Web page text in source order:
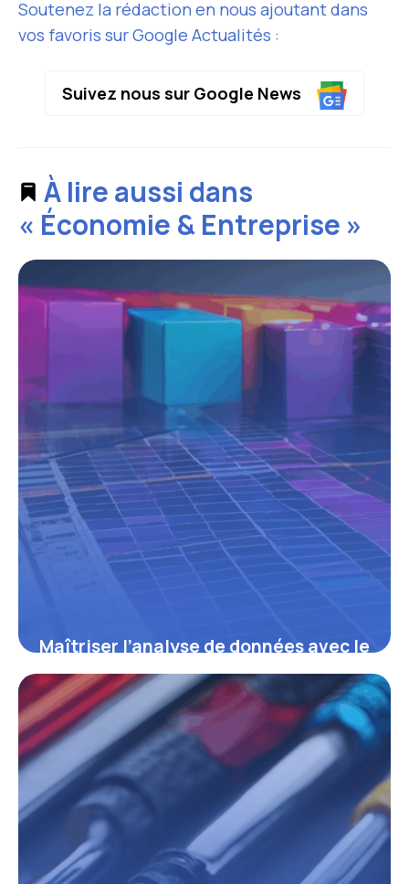
Soutenez la rédaction en nous ajoutant dans
vos favoris sur Google Actualités :
Suivez nous sur Google News
À lire aussi dans
« Économie & Entreprise »
Maîtriser l’analyse de données avec le
tableau croisé : optimiser vos
rapports et prises de décisions
16 juin 2026